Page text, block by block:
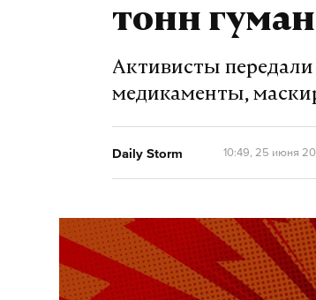
тонн
Активисты
медикаменты,
Daily Storm 10:49, 25 июня